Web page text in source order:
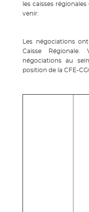
les caisses
venir.
Les négociations
Caisse
négociations au
position de la CFE-